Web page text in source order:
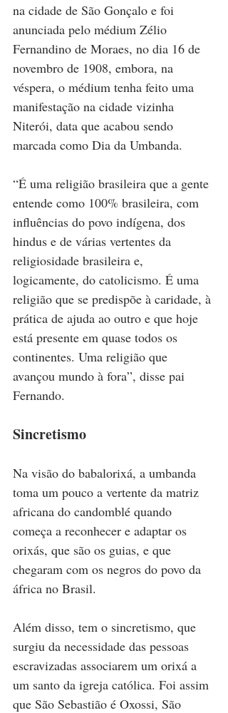
na cidade de São Gonçalo e foi
anunciada pelo médium Zélio
Fernandino de Moraes, no dia 16 de
novembro de 1908, embora, na
véspera, o médium tenha feito uma
manifestação na cidade vizinha
Niterói, data que acabou sendo
marcada como Dia da Umbanda.
“É uma religião brasileira que a gente
entende como 100% brasileira, com
influências do povo indígena, dos
hindus e de várias vertentes da
religiosidade brasileira e,
logicamente, do catolicismo. É uma
religião que se predispõe à caridade, à
prática de ajuda ao outro e que hoje
está presente em quase todos os
continentes. Uma religião que
avançou mundo à fora”, disse pai
Fernando.
Sincretismo
Na visão do babalorixá, a umbanda
toma um pouco a vertente da matriz
africana do candomblé quando
começa a reconhecer e adaptar os
orixás, que são os guias, e que
chegaram com os negros do povo da
áfrica no Brasil.
Além disso, tem o sincretismo, que
surgiu da necessidade das pessoas
escravizadas associarem um orixá a
um santo da igreja católica. Foi assim
que São Sebastião é Oxossi, São